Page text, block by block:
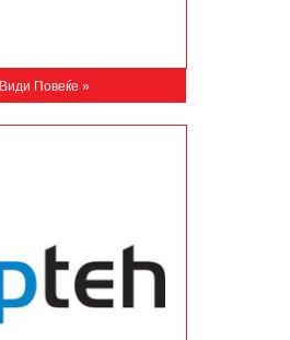
Види Повеќе »